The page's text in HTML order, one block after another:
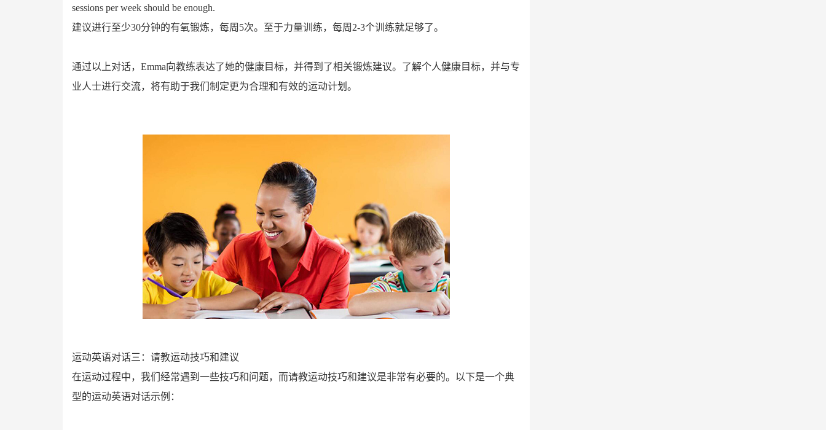
sessions per week should be enough.
建议进行至少30分钟的有氧锻炼，每周5次。至于力量训练，每周2-3个训练就足够了。
通过以上对话，Emma向教练表达了她的健康目标，并得到了相关锻炼建议。了解个人健康目标，并与专
业人士进行交流，将有助于我们制定更为合理和有效的运动计划。
运动英语对话三：请教运动技巧和建议
在运动过程中，我们经常遇到一些技巧和问题，而请教运动技巧和建议是非常有必要的。以下是一个典
型的运动英语对话示例：